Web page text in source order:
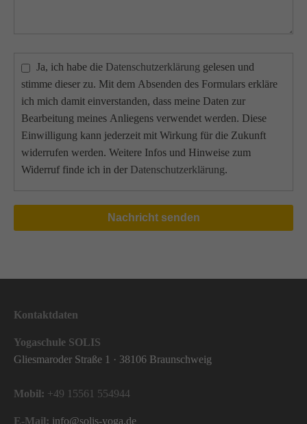
Ja, ich habe die Datenschutzerklärung gelesen und
stimme dieser zu. Mit dem Absenden des Formulars erkläre
ich mich damit einverstanden, dass meine Daten zur
Bearbeitung meines Anliegens verwendet werden. Diese
Einwilligung kann jederzeit mit Wirkung für die Zukunft
widerrufen werden. Weitere Infos und Hinweise zum
Widerruf finde ich in der Datenschutzerklärung.
Nachricht senden
Kontaktdaten
Yogaschule SOLIS
Gliesmaroder Straße 1 · 38106 Braunschweig
Mobil: +49 15561 554944
E-Mail: info@solis-yoga.de